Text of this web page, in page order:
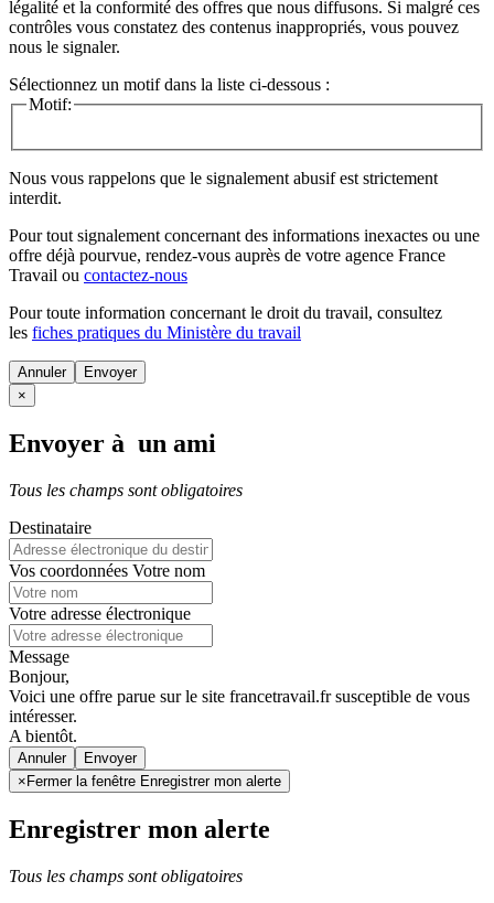
légalité et la conformité des offres que nous diffusons. Si malgré ces
contrôles vous constatez des contenus inappropriés, vous pouvez
nous le signaler.
Sélectionnez un motif dans la liste ci-dessous :
Motif:
Nous vous rappelons que le signalement abusif est strictement
interdit.
Pour tout signalement concernant des informations inexactes ou une
offre déjà pourvue, rendez-vous auprès de votre agence France
Travail ou contactez-nous
Pour toute information concernant le droit du travail, consultez
les fiches pratiques du Ministère du travail
Annuler
×
Envoyer à un ami
Tous les champs sont obligatoires
Destinataire
Vos coordonnées Votre nom
Votre adresse électronique
Message
Bonjour,
Voici une offre parue sur le site francetravail.fr susceptible de vous
intéresser.
A bientôt.
Annuler
× Fermer la fenêtre Enregistrer mon alerte
Enregistrer mon alerte
Tous les champs sont obligatoires